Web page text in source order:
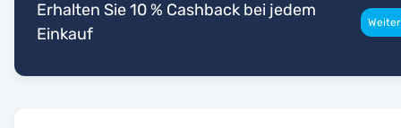
Erhalten Sie 10 % Cashback bei jedem
Einkauf